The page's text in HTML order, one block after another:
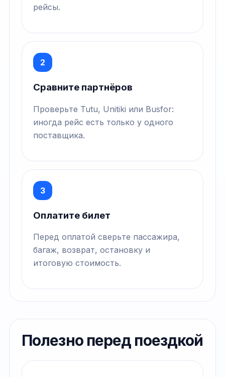
рейсы.
2
Сравните партнёров
Проверьте Tutu, Unitiki или Busfor:
иногда рейс есть только у одного
поставщика.
3
Оплатите билет
Перед оплатой сверьте пассажира,
багаж, возврат, остановку и
итоговую стоимость.
Полезно перед поездкой